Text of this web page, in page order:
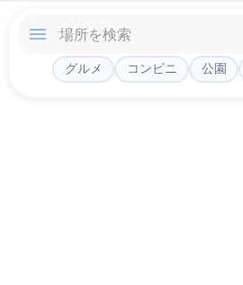
グルメ コンビニ 公園